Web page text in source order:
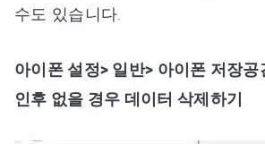
수도 있습니다.
아이폰 설정> 일반> 아이폰 저장
인후 없을 경우 데이터 삭제하기